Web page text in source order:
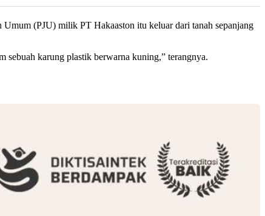
(PJU) milik PT Hakaaston itu keluar dari tanah sepanjang
sebuah karung plastik berwarna kuning,” terangnya.